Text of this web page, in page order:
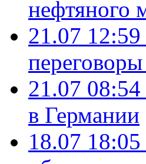
нефтяного
21.07 12:59
21.07 08:54
в Германии
18.07 18:05